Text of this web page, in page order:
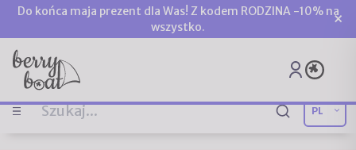
Do końca maja prezent dla Was! Z kodem RODZINA -10% na
wszystko.
×